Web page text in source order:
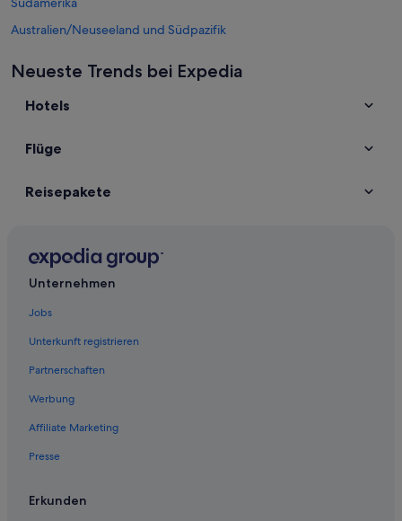
Australien/Neuseeland und Südpazifik
Afrika
Mietwagen in Amsterdam
Mietwagen in Den Haag
Mietwagen in Nijmegen
Mietwagen in Zandvoort
Mietwagen in Zaandam
Mietwagen in Utrecht
Mietwagen in Maastricht
Beliebteste Mietwagen-Destinationen
Mietwagen in New York
Neueste Trends bei Expedia
Hotels
Flüge
Reisepakete
Unternehmen
Jobs
Unterkunft registrieren
Partnerschaften
Werbung
Affiliate Marketing
Presse
Erkunden